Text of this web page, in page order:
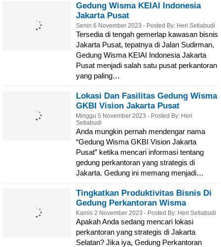
Gedung Wisma KEIAI Indonesia
Jakarta Pusat
Senin 6 November 2023 - Posted By: Heri Setiabudi
Tersedia di tengah gemerlap kawasan bisnis
Jakarta Pusat, tepatnya di Jalan Sudirman,
Gedung Wisma KEIAI Indonesia Jakarta
Pusat menjadi salah satu pusat perkantoran
yang paling…
Lokasi Dan Fasilitas Gedung Wisma
GKBI Vision Jakarta Pusat
Minggu 5 November 2023 - Posted By: Heri
Setiabudi
Anda mungkin pernah mendengar nama
“Gedung Wisma GKBI Vision Jakarta
Pusat” ketika mencari informasi tentang
gedung perkantoran yang strategis di
Jakarta. Gedung ini memang menjadi…
Tingkatkan Produktivitas Bisnis Di
Gedung Perkantoran Wisma
Bumiputera Jakarta Selatan
Kamis 2 November 2023 - Posted By: Heri Setiabudi
Apakah Anda sedang mencari lokasi
perkantoran yang strategis di Jakarta
Selatan? Jika iya, Gedung Perkantoran